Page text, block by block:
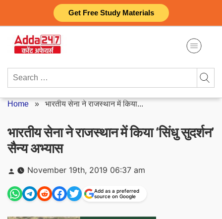
Get Free Study Materials
content
Search
Home » भारतीय सेना ने राजस्थान में किया...
भारतीय सेना ने राजस्थान में किया ‘सिंधु सुदर्शन’
सैन्य अभ्यास
Posted
by
November 19th, 2019 06:37 am
Add as a preferred
source on Google